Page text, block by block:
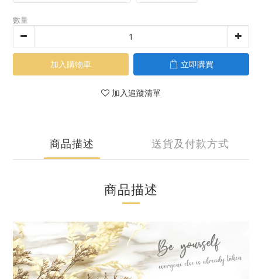
數量
加入購物車 立即購買
加入追蹤清單
商品描述 送貨及付款方式
商品描述